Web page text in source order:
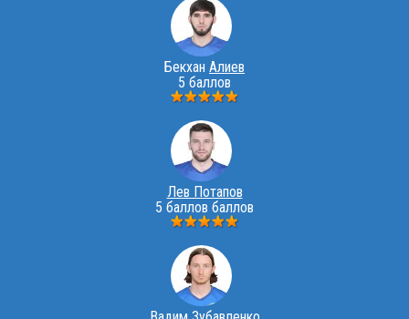
Бекхан Алиев
5 баллов
Лев Потапов
5 баллов баллов